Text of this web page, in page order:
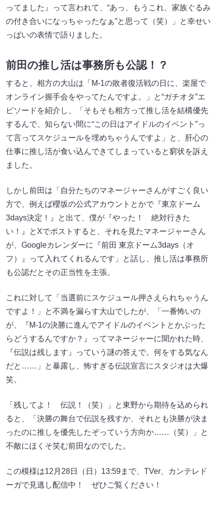
ってました』って言われて、“あっ、もうこれ、家族ぐるみ
の付き合いになっちゃったなぁ”と思って（笑）」と幸せい
っぱいの表情で語りました。
前田の推し活は事務所も公認！？
すると、相方の大山は「M-1の敗者復活戦の日に、楽屋で
オンライン握手会をやってたんですよ。」と“ガチオタ”エ
ピソードを紹介し、「そもそも相方って推し活を結構優先
するんで、知らない間に“この日はアイドルのイベント”っ
て言ってスケジュールを埋めちゃうんですよ」と、肝心の
仕事に推し活が食い込んできてしまっていると窮状を訴え
ました。
しかし前田は「自分たちのマネージャーさんがすごく良い
方で、例えば櫻坂の公式アカウントとかで『東京ドーム
3days決定！』と出て、僕が『やった！ 絶対行きた
い！』とXでポストすると、それを見たマネージャーさん
が、Googleカレンダーに『前田 東京ドーム3days（オ
フ）』って入れてくれるんです」と話し、推し活は事務所
も公認だとその正当性を主張。
これに対して「当選前にスケジュール押さえられちゃうん
ですよ！」と不満を漏らす大山でしたが、「一番怖いの
が、『M-1の決勝に進んでアイドルのイベントとかぶった
らどうするんですか？』ってマネージャーに聞かれた時、
『伝説は残します』っていう謎の答えで。何をする気なん
だと……」と暴露し、怖すぎる伝説宣言にスタジオは大爆
笑。
「残してよ！ 伝説！（笑）」と東野から期待を込められ
ると、「決勝の舞台で伝説を残すか、それとも決勝が決ま
ったのに推しを優先したぞっていう方向か……（笑）」と
不敵にほくそ笑む前田なのでした。
この模様は12月28日（日）13:59まで、TVer、カンテレド
ーガで見逃し配信中！ ぜひご覧ください！